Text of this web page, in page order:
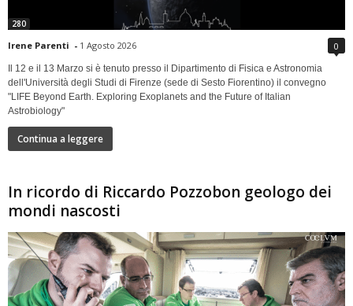
280
Irene Parenti - 1 Agosto 2026 0
Il 12 e il 13 Marzo si è tenuto presso il Dipartimento di Fisica e Astronomia
dell'Università degli Studi di Firenze (sede di Sesto Fiorentino) il convegno
"LIFE Beyond Earth. Exploring Exoplanets and the Future of Italian
Astrobiology"
Continua a leggere
In ricordo di Riccardo Pozzobon geologo dei
mondi nascosti